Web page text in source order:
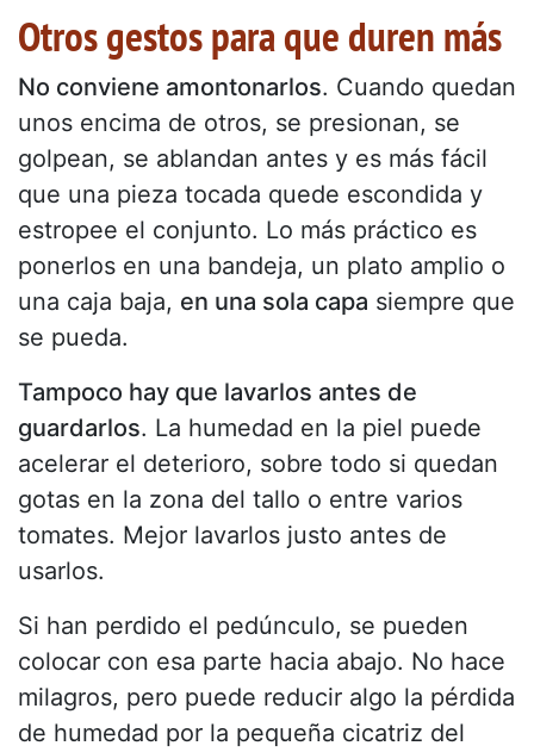
Otros gestos para que duren más
No conviene amontonarlos. Cuando quedan
unos encima de otros, se presionan, se
golpean, se ablandan antes y es más fácil
que una pieza tocada quede escondida y
estropee el conjunto. Lo más práctico es
ponerlos en una bandeja, un plato amplio o
una caja baja, en una sola capa siempre que
se pueda.
Tampoco hay que lavarlos antes de
guardarlos. La humedad en la piel puede
acelerar el deterioro, sobre todo si quedan
gotas en la zona del tallo o entre varios
tomates. Mejor lavarlos justo antes de
usarlos.
Si han perdido el pedúnculo, se pueden
colocar con esa parte hacia abajo. No hace
milagros, pero puede reducir algo la pérdida
de humedad por la pequeña cicatriz del